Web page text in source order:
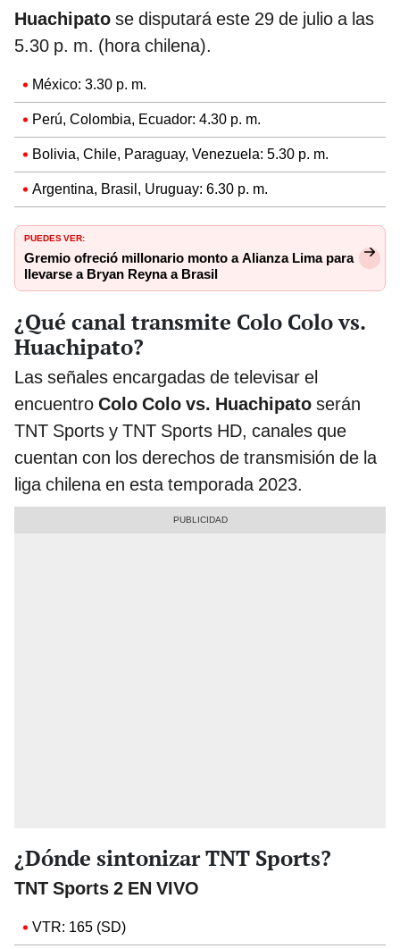
Huachipato se disputará este 29 de julio a las
5.30 p. m. (hora chilena).
México: 3.30 p. m.
Perú, Colombia, Ecuador: 4.30 p. m.
Bolivia, Chile, Paraguay, Venezuela: 5.30 p. m.
Argentina, Brasil, Uruguay: 6.30 p. m.
PUEDES VER:
Gremio ofreció millonario monto a Alianza Lima para
llevarse a Bryan Reyna a Brasil
¿Qué canal transmite Colo Colo vs.
Huachipato?
Las señales encargadas de televisar el
encuentro Colo Colo vs. Huachipato serán
TNT Sports y TNT Sports HD, canales que
cuentan con los derechos de transmisión de la
liga chilena en esta temporada 2023.
¿Dónde sintonizar TNT Sports?
TNT Sports 2 EN VIVO
VTR: 165 (SD)